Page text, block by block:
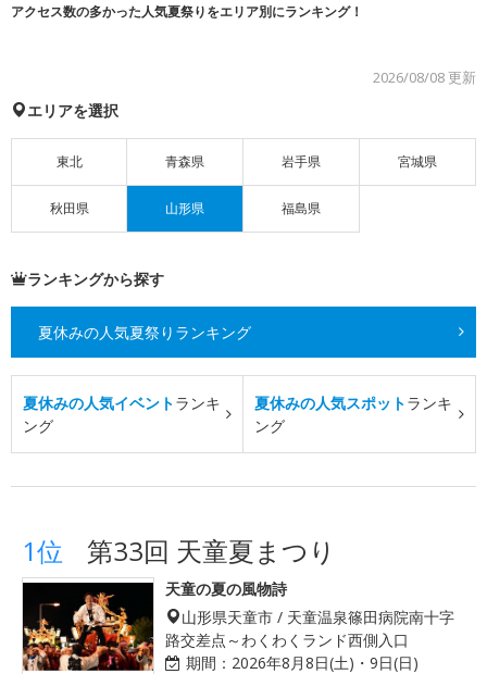
アクセス数の多かった人気夏祭りをエリア別にランキング！
2026/08/08 更新
エリアを選択
東北 青森県 岩手県 宮城県
秋田県 山形県 福島県
ランキングから探す
夏休みの人気夏祭りランキング
夏休みの人気イベントランキ
ング
夏休みの人気スポットランキ
ング
1位 第33回 天童夏まつり
天童の夏の風物詩
山形県天童市 / 天童温泉篠田病院南十字
路交差点～わくわくランド西側入口
期間： 2026年8月8日(土)・9日(日)